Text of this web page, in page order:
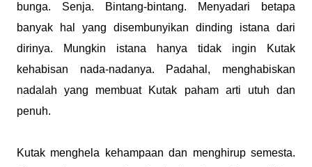
bunga. Senja. Bintang-bintang. Menyadari betapa
banyak hal yang disembunyikan dinding istana dari
dirinya. Mungkin istana hanya tidak ingin Kutak
kehabisan nada-nadanya. Padahal, menghabiskan
nadalah yang membuat Kutak paham arti utuh dan
penuh.
Kutak menghela kehampaan dan menghirup semesta.